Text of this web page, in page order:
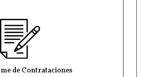
de Contrataciones